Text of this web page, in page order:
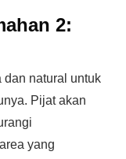
2:
dan natural untuk
Pijat akan
yang